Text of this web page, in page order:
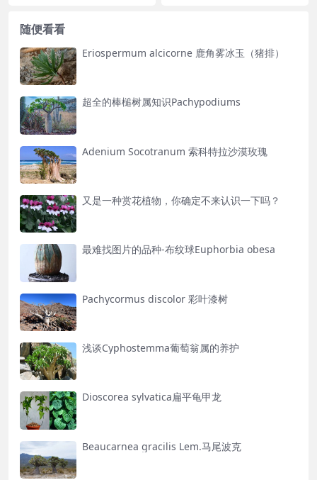
随便看看
Eriospermum alcicorne 鹿角雾冰玉（猪排）
超全的棒槌树属知识Pachypodiums
Adenium Socotranum 索科特拉沙漠玫瑰
又是一种赏花植物，你确定不来认识一下吗？
最难找图片的品种-布纹球Euphorbia obesa
Pachycormus discolor 彩叶漆树
浅谈Cyphostemma葡萄翁属的养护
Dioscorea sylvatica扁平龟甲龙
Beaucarnea gracilis Lem.马尾波克